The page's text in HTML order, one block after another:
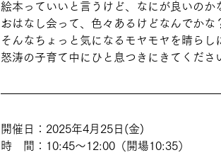
絵本っていいと言うけど、なにが良いのか
おはなし会って、色々あるけどなんでかな
そんなちょっと気になるモヤモヤを晴らし
怒涛の子育て中にひと息つきにきてくださ
開催日：2025年4月25日(金)
時　間：10:45〜12:00（開場10:35）